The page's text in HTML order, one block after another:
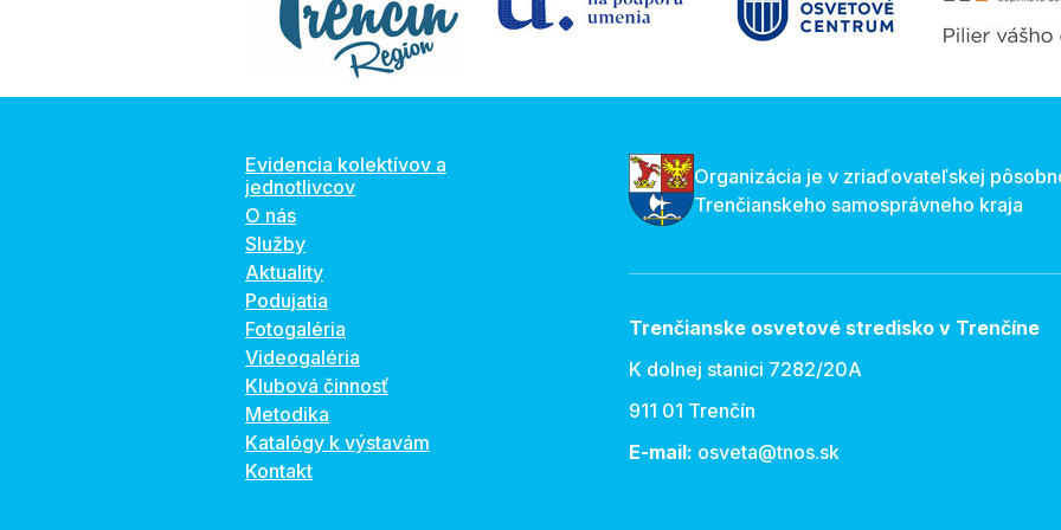
Evidencia kolektívov a
jednotlivcov
O nás
Služby
Aktuality
Podujatia
Fotogaléria
Videogaléria
Klubová činnosť
Metodika
Katalógy k výstavám
Kontakt
Organizácia je v zriaďovateľskej
Trenčianskeho samosprávneho kraja
Trenčianske osvetové stredisko v Trenčíne
K dolnej stanici 7282/20A
911 01 Trenčín
E-mail: osveta@tnos.sk